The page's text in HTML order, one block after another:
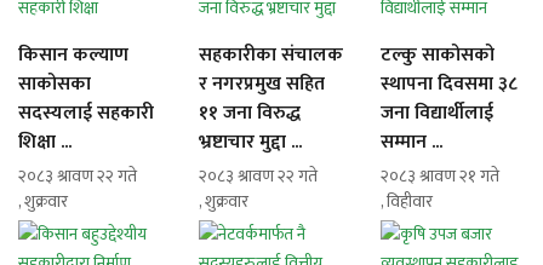
किसान कल्याण
साकोसका
सदस्यलाई सहकारी
शिक्षा ...
२०८३ श्रावण २२ गते
, शुक्रवार
सहकारीका संचालक
र नगरप्रमुख सहित
११ जना विरुद्ध
भ्रष्टाचार मुद्दा ...
२०८३ श्रावण २२ गते
, शुक्रवार
टल्कु साकोसको
स्थापना दिवसमा ३८
जना विद्यार्थीलाई
सम्मान ...
२०८३ श्रावण २१ गते
, विहीवार